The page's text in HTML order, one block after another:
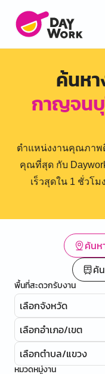
ค้นห
กาญจนบุ
ตำแหน่งงานคุณภาพ
คุณที่สุด กับ
เร็วสุดใน 1 ชั่วโ
ค้นห
ค้
พื้นที่สะดวกรับงาน
เลือกจังหวัด
เลือกอำเภอ/เขต
เลือกตำบล/แขวง
หมวดหมู่งาน